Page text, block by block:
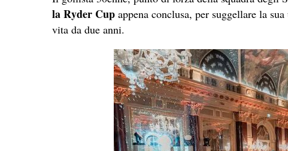
la Ryder Cup appena conclusa, per suggellare la
vita da due anni.